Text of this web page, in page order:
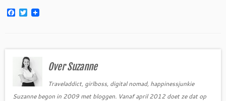
F
o
T
w
e
r
Over Suzanne
Traveladdict, girlboss, digital nomad, happinessjunkie
Suzanne begon in 2009 met bloggen. Vanaf april 2012 doet ze dat op